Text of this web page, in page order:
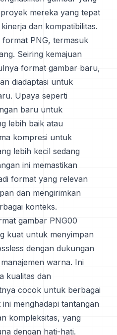
mereka yang tepat
dan kompatibilitas.
format PNG, termasuk
Seiring kemajuan
format gambar baru,
diadaptasi untuk
Upaya seperti
baru untuk
lebih baik atau
kompresi untuk
lebih kecil sedang
ini memastikan
format yang relevan
dan mengirimkan
konteks.
gambar PNG00
kuat untuk menyimpan
dengan dukungan
warna. Ini
kualitas dan
cocok untuk berbagai
menghadapi tantangan
kompleksitas, yang
dengan hati-hati.